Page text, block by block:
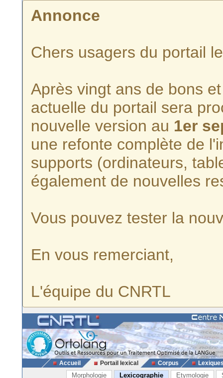
Annonce
Chers usagers du portail
Après vingt ans de bons
actuelle du portail sera
nouvelle version au 1er
une refonte complète de
supports (ordinateurs,
également de nouvelles
Vous pouvez tester la
En vous remerciant,
L'équipe du CNRTL
Accueil Portail lexical Corpus
Morphologie Lexicographie Etymologie